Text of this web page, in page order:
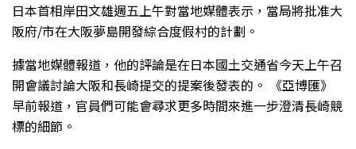
日本首相岸田文雄週五上午對當地媒體表示，當局將批准大
阪府/市在大阪夢島開發綜合度假村的計劃。
據當地媒體報道，他的評論是在日本國土交通省今天上午召
開會議討論大阪和長崎提交的提案後發表的。 《亞博匯》
早前報道，官員們可能會尋求更多時間來進一步澄清長崎競
標的細節。